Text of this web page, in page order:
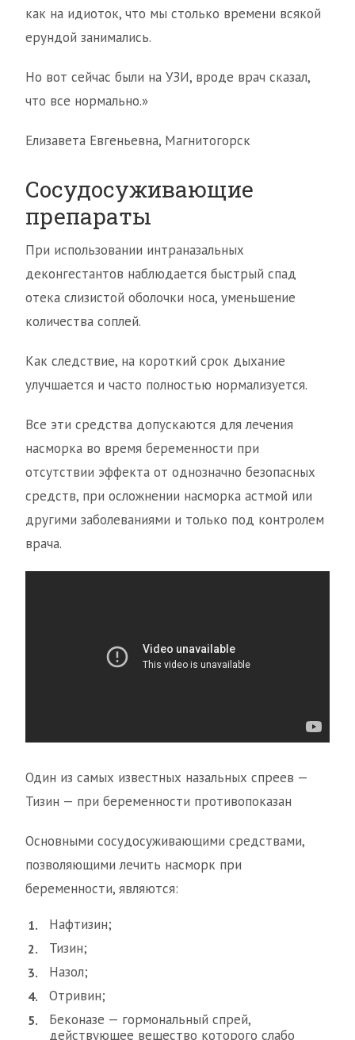
как на идиоток, что мы столько времени всякой
ерундой занимались.
Но вот сейчас были на УЗИ, вроде врач сказал,
что все нормально.»
Елизавета Евгеньевна, Магнитогорск
Сосудосуживающие
препараты
При использовании интраназальных
деконгестантов наблюдается быстрый спад
отека слизистой оболочки носа, уменьшение
количества соплей.
Как следствие, на короткий срок дыхание
улучшается и часто полностью нормализуется.
Все эти средства допускаются для лечения
насморка во время беременности при
отсутствии эффекта от однозначно безопасных
средств, при осложнении насморка астмой или
другими заболеваниями и только под контролем
врача.
Один из самых известных назальных спреев —
Тизин — при беременности противопоказан
Основными сосудосуживающими средствами,
позволяющими лечить насморк при
беременности, являются:
Нафтизин;
Тизин;
Назол;
Отривин;
Беконазе — гормональный спрей,
действующее вещество которого слабо